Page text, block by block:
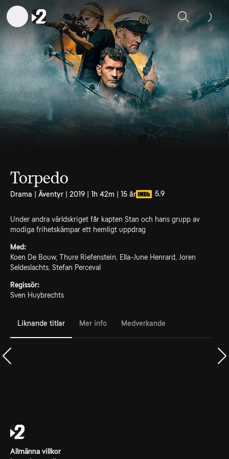
Sök
Torpedo
Drama | Äventyr | 2019 | 1h 42m | 15 år 5.9
Under andra världskriget får kapten Stan och hans grupp av
modiga frihetskämpar ett hemligt uppdrag
Med:
Koen De Bouw, Thure Riefenstein, Ella-June Henrard, Joren
Seldeslachts, Stefan Perceval
Regissör:
Sven Huybrechts
Liknande titlar Mer info Medverkande
Allmänna villkor